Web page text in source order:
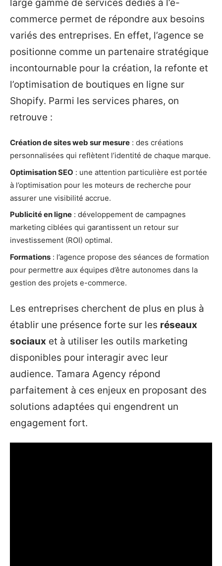
large gamme de services dédiés à l’e-
commerce permet de répondre aux besoins
variés des entreprises. En effet, l’agence se
positionne comme un partenaire stratégique
incontournable pour la création, la refonte et
l’optimisation de boutiques en ligne sur
Shopify. Parmi les services phares, on
retrouve :
Création de sites web sur mesure : des créations
personnalisées qui reflètent l’identité de chaque marque.
Optimisation SEO : une attention particulière est portée
à l’optimisation pour les moteurs de recherche pour
assurer une visibilité accrue.
Publicité en ligne : développement de campagnes
marketing ciblées qui garantissent un retour sur
investissement (ROI) optimal.
Formations : l’agence propose des séances de formation
pour permettre aux équipes d’être autonomes dans la
gestion des projets e-commerce.
Les entreprises cherchent de plus en plus à
établir une présence forte sur les réseaux
sociaux et à utiliser les outils marketing
disponibles pour interagir avec leur
audience. Tamara Agency répond
parfaitement à ces enjeux en proposant des
solutions adaptées qui engendrent un
engagement fort.